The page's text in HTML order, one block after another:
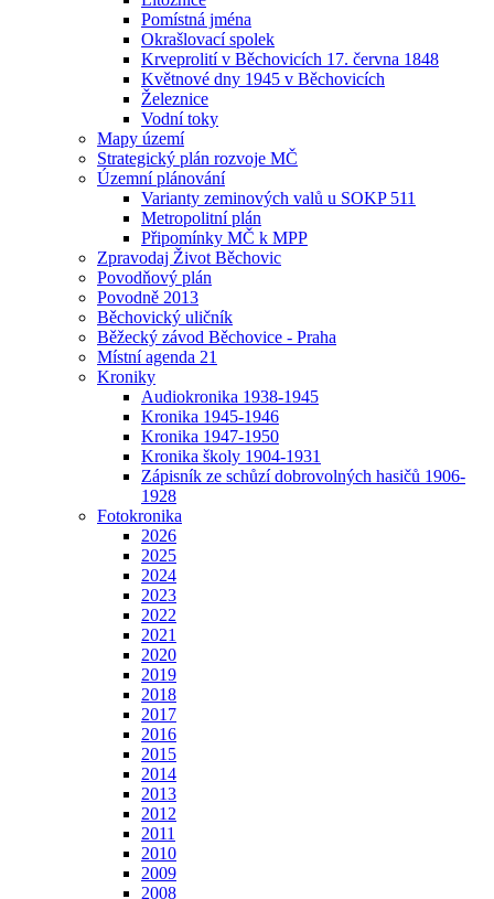
Pomístná jména
Okrašlovací spolek
Krveprolití v Běchovicích 17. června 1848
Květnové dny 1945 v Běchovicích
Železnice
Vodní toky
Mapy území
Strategický plán rozvoje MČ
Územní plánování
Varianty zeminových valů u SOKP 511
Metropolitní plán
Připomínky MČ k MPP
Zpravodaj Život Běchovic
Povodňový plán
Povodně 2013
Běchovický uličník
Běžecký závod Běchovice - Praha
Místní agenda 21
Kroniky
Audiokronika 1938-1945
Kronika 1945-1946
Kronika 1947-1950
Kronika školy 1904-1931
Zápisník ze schůzí dobrovolných hasičů 1906-
1928
Fotokronika
2026
2025
2024
2023
2022
2021
2020
2019
2018
2017
2016
2015
2014
2013
2012
2011
2010
2009
2008